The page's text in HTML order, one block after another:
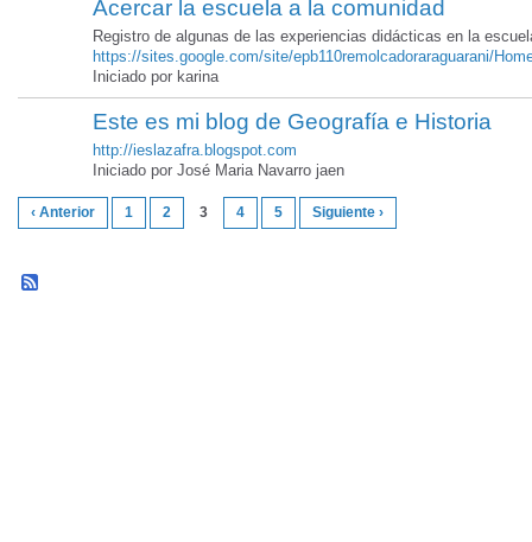
Acercar la escuela a la comunidad
Registro de algunas de las experiencias didácticas en la
https://sites.google.com/site/epb110remolcadoraraguarani/
Iniciado por karina
Este es mi blog de Geografía e Historia
http://ieslazafra.blogspot.com
Iniciado por José Maria Navarro jaen
‹ Anterior 1 2 3 4 5 Siguiente ›